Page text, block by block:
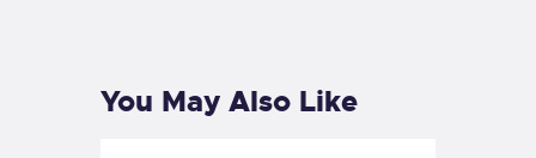
You May Also Like